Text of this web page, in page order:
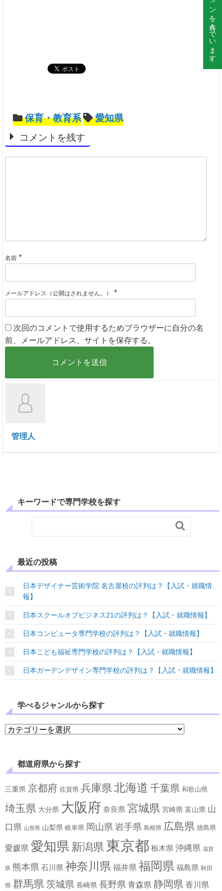
保育・教育系
愛知県
コメントを残す
名前 *
メールアドレス（公開はされません。） *
次回のコメントで使用するためブラウザーに自分の名
前、メールアドレス、サイトを保存する。
管理人
キーワードで専門学校を探す

最近の投稿
日本デザイナー芸術学院 名古屋校の評判は？【入試・就職情
報】
日本スクールオブビジネス21の評判は？【入試・就職情報】
日本コンピュータ専門学校の評判は？【入試・就職情報】
日本こども福祉専門学校の評判は？【入試・就職情報】
日本ガーデンデザイン専門学校の評判は？【入試・就職情報】
学べるジャンルから探す
学べるジャンルから探す
都道府県から探す
三重県 京都府 佐賀県 兵庫県 北海道 千葉県 和歌山県
埼玉県 大分県 大阪府 奈良県 宮城県 宮崎県 富山県 山
口県 山形県 山梨県 岐阜県 岡山県 岩手県 島根県 広島県 徳島県
愛媛県 愛知県 新潟県 東京都 栃木県 沖縄県 滋賀
県 熊本県 石川県 神奈川県 福井県 福岡県 福島県 秋田
県 群馬県 茨城県 長崎県 長野県 青森県 静岡県 香川県